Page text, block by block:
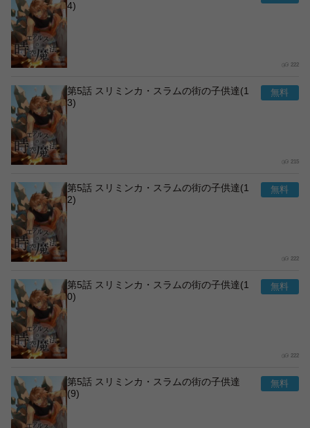
4)
222
第5話 スリミンカ・スラムの街の子供達(1
3)
215
第5話 スリミンカ・スラムの街の子供達(1
2)
222
第5話 スリミンカ・スラムの街の子供達(1
0)
222
第5話 スリミンカ・スラムの街の子供達
(9)